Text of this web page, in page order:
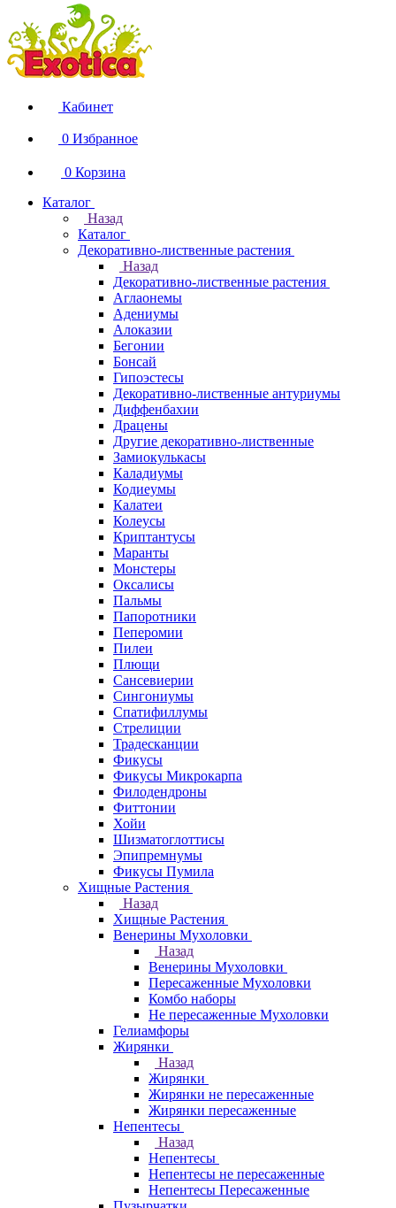
Кабинет
0 Избранное
0 Корзина
Каталог
Назад
Каталог
Декоративно-лиственные растения
Назад
Декоративно-лиственные растения
Аглаонемы
Адениумы
Алоказии
Бегонии
Бонсай
Гипоэстесы
Декоративно-лиственные антуриумы
Диффенбахии
Драцены
Другие декоративно-лиственные
Замиокулькасы
Каладиумы
Кодиеумы
Калатеи
Колеусы
Криптантусы
Маранты
Монстеры
Оксалисы
Пальмы
Папоротники
Пеперомии
Пилеи
Плющи
Сансевиерии
Сингониумы
Спатифиллумы
Стрелиции
Традесканции
Фикусы
Фикусы Микрокарпа
Филодендроны
Фиттонии
Хойи
Шизматоглоттисы
Эпипремнумы
Фикусы Пумила
Хищные Растения
Назад
Хищные Растения
Венерины Мухоловки
Назад
Венерины Мухоловки
Пересаженные Мухоловки
Комбо наборы
Не пересаженные Мухоловки
Гелиамфоры
Жирянки
Назад
Жирянки
Жирянки не пересаженные
Жирянки пересаженные
Непентесы
Назад
Непентесы
Непентесы не пересаженные
Непентесы Пересаженные